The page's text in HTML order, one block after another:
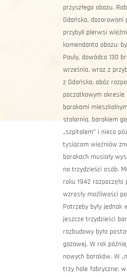
przyszłego obozu.
Gdańska, dozorowani
przybyli pierwsi
komendanta obozu:
Pauly, dowódca 130
września, wraz z
z Gdańska, obóz
początkowym
barakami
stolarnią, barakiem
„szpitalem" i nieco
tysiącom więźniów
barakach musiały
na trzydzieści osób.
roku 1942
wzrosły możliwości
Potrzeby były jednak
jeszcze trzydzieści
rozbudowy było
gazowej. W rok
nowych baraków. W
trzy hale fabryczne: